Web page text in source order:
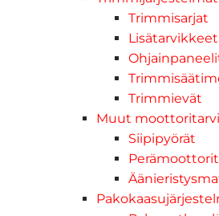
Trimmisarjat
Lisätarvikkeet
Trimmievät
Muut
Siipipyörät